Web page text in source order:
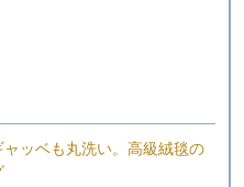
ッベも丸洗い。高級絨毯の